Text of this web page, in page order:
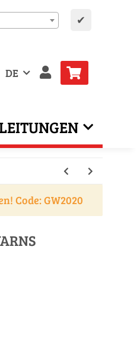
✔
DE
Code: GW2020